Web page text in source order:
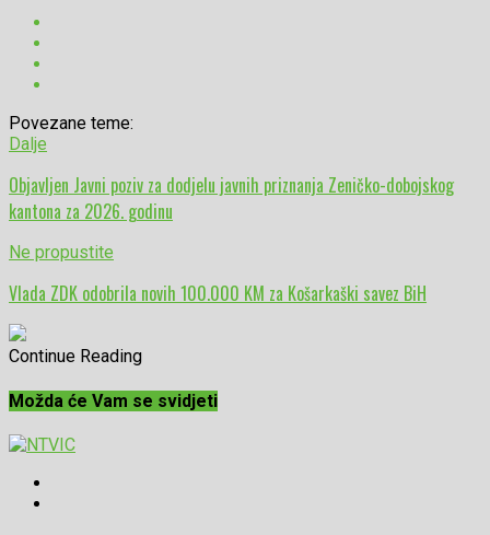
Povezane teme:
Dalje
Objavljen Javni poziv za dodjelu javnih priznanja Zeničko-dobojskog
kantona za 2026. godinu
Ne propustite
Vlada ZDK odobrila novih 100.000 KM za Košarkaški savez BiH
Continue Reading
Možda će Vam se svidjeti